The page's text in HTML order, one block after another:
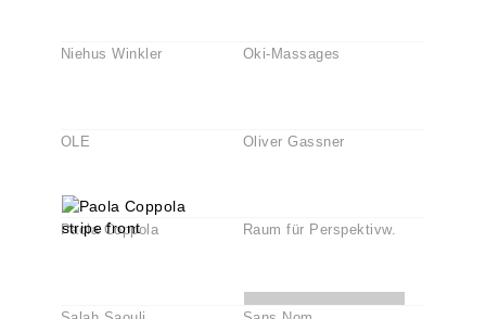
Niehus Winkler Oki-Massages
OLE Oliver Gassner
Paola Coppola Raum für Perspektivw.